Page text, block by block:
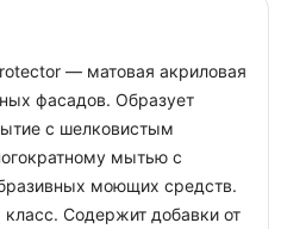
— матовая акриловая
фасадов. Образует
с шелковистым
мытью с
моющих средств.
Содержит добавки от